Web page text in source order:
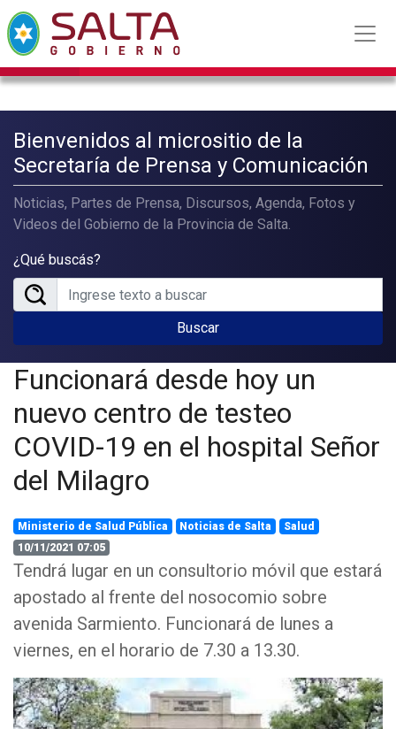
Bienvenidos al micrositio de la
Secretaría de Prensa y Comunicación
Noticias, Partes de Prensa, Discursos, Agenda, Fotos y
Videos del Gobierno de la Provincia de Salta.
¿Qué buscás?
Buscar
Funcionará desde hoy un
nuevo centro de testeo
COVID-19 en el hospital Señor
del Milagro
Ministerio de Salud Pública Noticias de Salta
Salud
10/11/2021 07:05
Tendrá lugar en un consultorio móvil que estará
apostado al frente del nosocomio sobre
avenida Sarmiento. Funcionará de lunes a
viernes, en el horario de 7.30 a 13.30.